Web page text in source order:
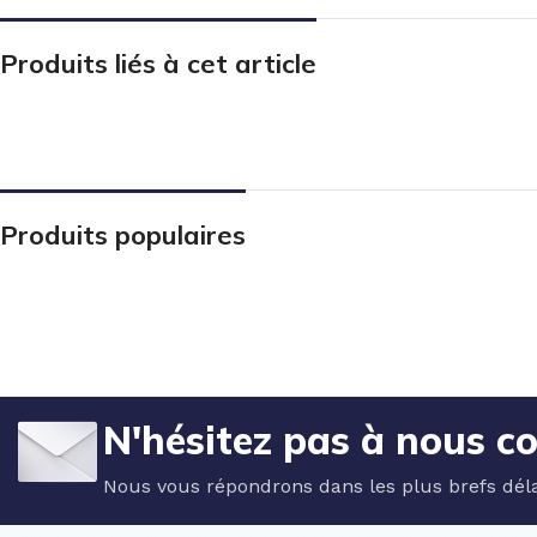
Produits liés à cet article
Produits populaires
N'hésitez pas à nous
Nous vous répondrons dans les plus brefs